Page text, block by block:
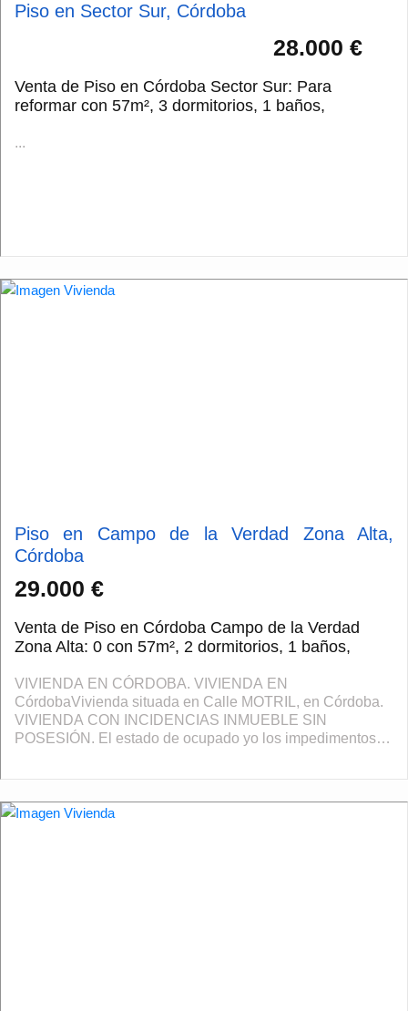
Piso en Sector Sur, Córdoba
28.000 €
Venta de Piso en Córdoba Sector Sur: Para
reformar con 57m², 3 dormitorios, 1 baños,
...
Piso en Campo de la Verdad Zona Alta,
Córdoba
29.000 €
Venta de Piso en Córdoba Campo de la Verdad
Zona Alta: 0 con 57m², 2 dormitorios, 1 baños,
VIVIENDA EN CÓRDOBA. VIVIENDA EN
CórdobaVivienda situada en Calle MOTRIL, en Córdoba.
VIVIENDA CON INCIDENCIAS INMUEBLE SIN
POSESIÓN. El estado de ocupado yo los impedimentos